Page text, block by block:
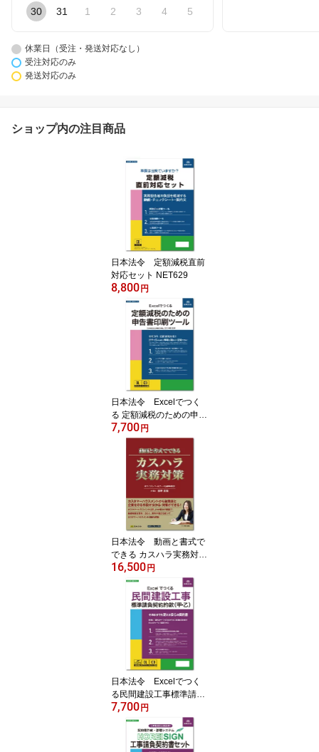
30 31 1 2 3 4 5
休業日（受注・発送対応なし）
受注対応のみ
発送対応のみ
ショップ内の注目商品
日本法令 定額減税直前
対応セット NET629
8,800円
日本法令 Excelでつく
る 定額減税のための申告
書印刷ツール 源泉MC1
7,700円
日本法令 動画と書式で
できる カスハラ実務対
策 書式テンプレート23
0 講師：ホライズンパ
ートナーズ法律事務所
弁護士 荒井里佳
16,500円
日本法令 Excelでつく
る民間建設工事標準請負
契約約款（甲・乙） 建設
23-D みらい総合法律事
務所 弁護士 水村元晴監
7,700円